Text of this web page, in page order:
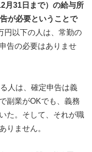
月31日まで）の給与所
が必要ということで
円以下の人は、常勤の
告の必要はありませ
人は、確定申告は義
副業がOKでも、義務
た。そして、それが職
りません。